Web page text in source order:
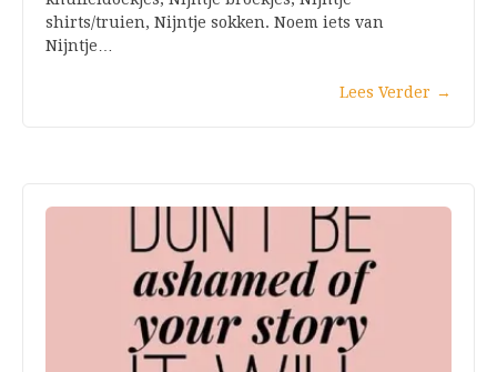
shirts/truien, Nijntje sokken. Noem iets van
Nijntje…
Lees Verder →